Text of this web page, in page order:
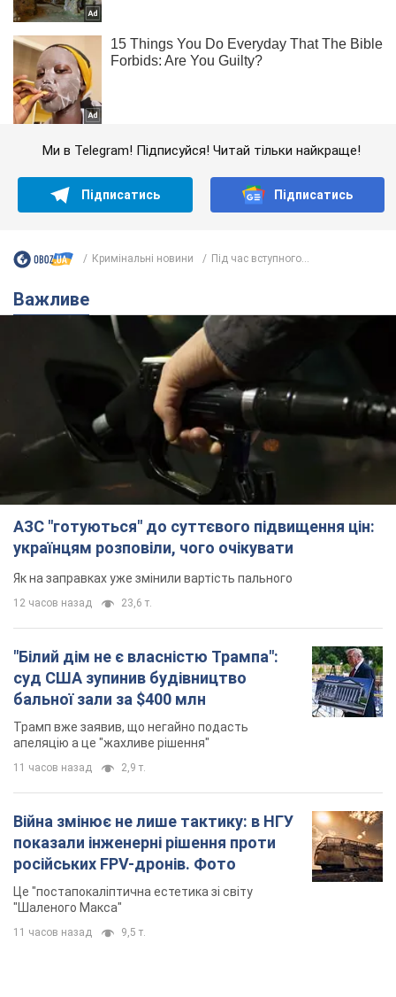
Ми в Telegram! Підписуйся! Читай тільки найкраще!
Підписатись Підписатись
Кримінальні новини Під час вступного...
Важливе
АЗС "готуються" до суттєвого підвищення цін:
українцям розповіли, чого очікувати
Як на заправках уже змінили вартість пального
12 часов назад 23,6 т.
"Білий дім не є власністю Трампа":
суд США зупинив будівництво
бальної зали за $400 млн
Трамп вже заявив, що негайно подасть
апеляцію а це "жахливе рішення"
11 часов назад 2,9 т.
Війна змінює не лише тактику: в НГУ
показали інженерні рішення проти
російських FPV-дронів. Фото
Це "постапокаліптична естетика зі світу
"Шаленого Макса"
11 часов назад 9,5 т.